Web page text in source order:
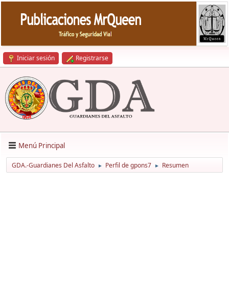
Iniciar sesión Registrarse
Menú Principal
GDA.-Guardianes Del Asfalto ► Perfil de gpons7 ► Resumen